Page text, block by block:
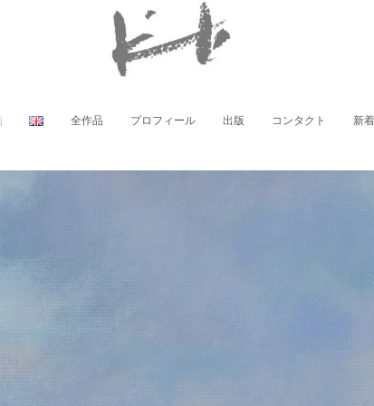
全作品 プロフィール 出版 コンタクト 新